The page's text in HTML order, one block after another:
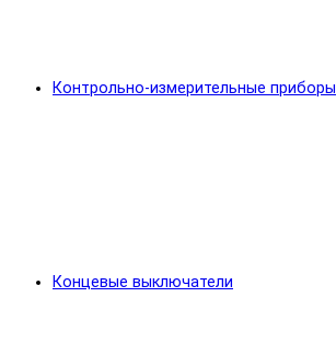
Контрольно-измерительные приборы
Концевые выключатели